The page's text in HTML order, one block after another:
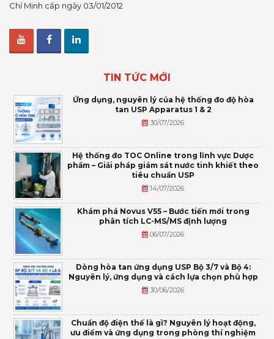
Chí Minh cấp ngày 03/01/2012
TIN TỨC MỚI
Ứng dụng, nguyên lý của hệ thống đo độ hòa
tan USP Apparatus 1 & 2
30/07/2026
Hệ thống đo TOC Online trong lĩnh vực Dược
phẩm – Giải pháp giám sát nước tinh khiết theo
tiêu chuẩn USP
14/07/2026
Khám phá Novus V55 – Bước tiến mới trong
phân tích LC-MS/MS định lượng
06/07/2026
Dòng hòa tan ứng dụng USP Bộ 3/7 và Bộ 4:
Nguyên lý, ứng dụng và cách lựa chọn phù hợp
30/06/2026
Chuẩn độ điện thế là gì? Nguyên lý hoạt động,
ưu điểm và ứng dụng trong phòng thí nghiệm